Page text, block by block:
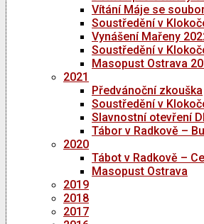
Vítání Máje se
Soustředění v
Vynášení Mařeny
Soustředění v
Masopust Ostrava
2021
Předvánoční zkouška
Soustředění v
Slavnostní otevření
Tábor v Radkově –
2020
Tábot v Radkově –
Masopust Ostrava
2019
2018
2017